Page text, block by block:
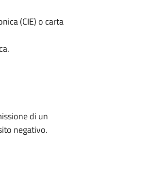
(CIE) o carta
di un
negativo.